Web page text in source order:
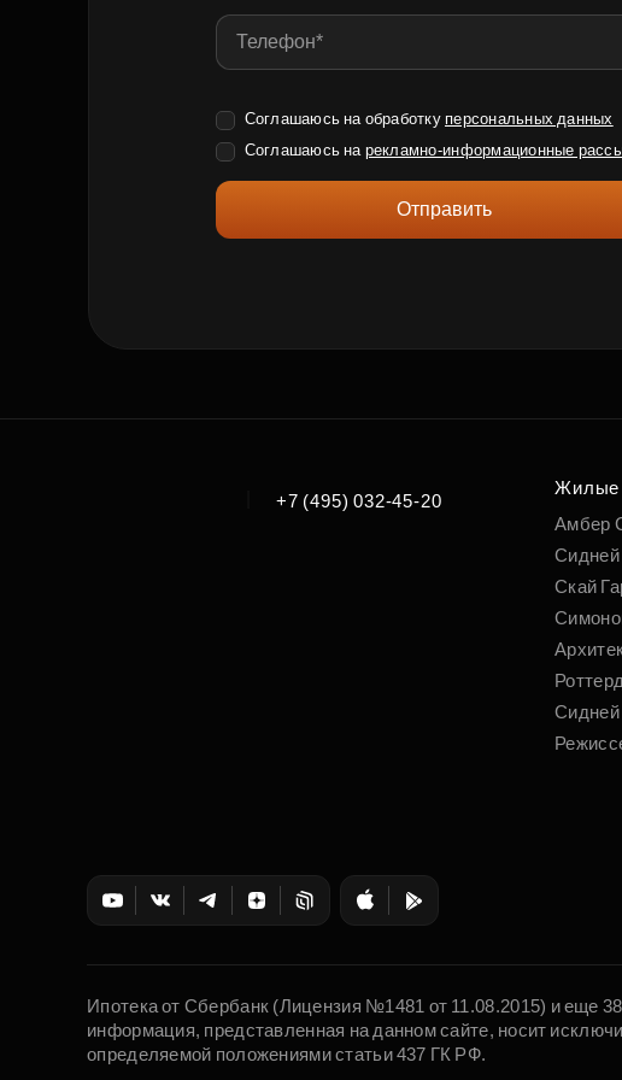
Соглашаюсь на обработку персональных данных
Соглашаюсь на рекламно-информационные
Отправить
+7 (495) 032-45-20
Жилые
Амбер
Сидней
Скай
Ипотека от Сбербанк (Лицензия №1481 от 11.08.2015) и еще
информация, представленная на данном сайте, носит
определяемой положениями статьи 437 ГК РФ.